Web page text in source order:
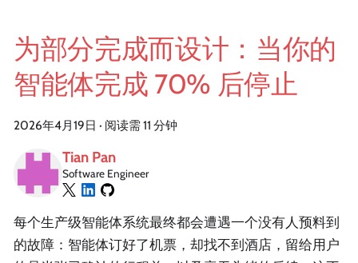
为部分完成而设计：当你的
智能体完成 70% 后停止
2026年4月19日 · 阅读需 11 分钟
Tian Pan
Software Engineer
每个生产级智能体系统最终都会遭遇一个没有人预料到
的故障：智能体订好了机票，却找不到酒店，留给用户